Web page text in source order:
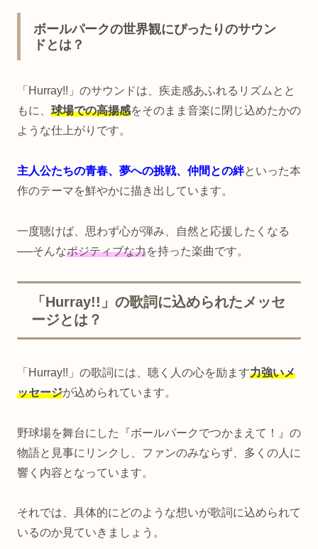
ボールパークの世界観にぴったりのサウン
ドとは？
「Hurray!!」のサウンドは、疾走感あふれるリズムとと
もに、 球場での高揚感をそのまま音楽に閉じ込めたかの
ような仕上がりです。
主人公たちの青春、夢への挑戦、仲間との絆といった本
作のテーマを鮮やかに描き出しています。
一度聴けば、思わず心が弾み、自然と応援したくなる
──そんなポジティブな力を持った楽曲です。
「Hurray!!」の歌詞に込められたメッセ
ージとは？
「Hurray!!」の歌詞には、聴く人の心を励ます力強いメ
ッセージが込められています。
野球場を舞台にした『ボールパークでつかまえて！』の
物語と見事にリンクし、ファンのみならず、多くの人に
響く内容となっています。
それでは、具体的にどのような想いが歌詞に込められて
いるのか見ていきましょう。